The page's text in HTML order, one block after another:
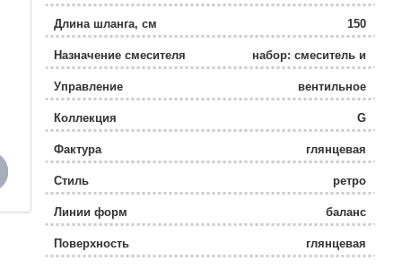
Длина шланга, см 150
Назначение смесителя
набор: смеситель и
душевой
гарнитур / универсальный
Управление вентильное
Коллекция G
Фактура глянцевая
Стиль ретро
Линии форм баланс
Поверхность глянцевая